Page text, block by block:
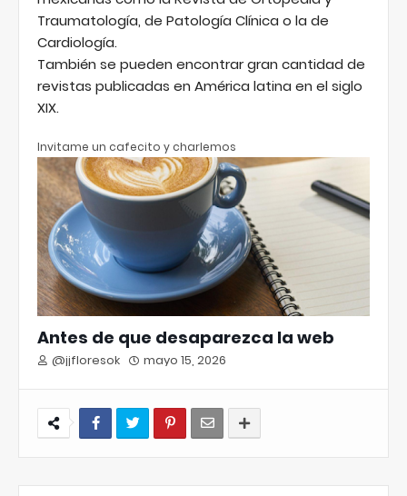
Traumatología, de Patología Clínica o la de
Cardiología.
También se pueden encontrar gran cantidad de
revistas publicadas en América latina en el siglo
XIX.
Invitame un cafecito y charlemos
Antes de que desaparezca la web
@jjfloresok mayo 15, 2026